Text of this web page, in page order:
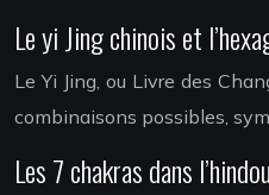
Le yi Jing chinois et
Le Yi Jing, ou Livre des
combinaisons possibles,
Les 7 chakras dans